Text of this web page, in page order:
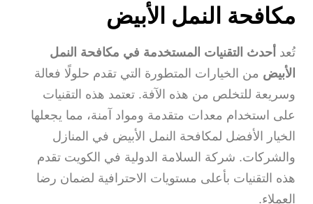
مكافحة النمل الأبيض
تُعد أحدث التقنيات المستخدمة في مكافحة النمل
الأبيض من الخيارات المتطورة التي تقدم حلولًا فعالة
وسريعة للتخلص من هذه الآفة. تعتمد هذه التقنيات
على استخدام معدات متقدمة ومواد آمنة، مما يجعلها
الخيار الأفضل لمكافحة النمل الأبيض في المنازل
والشركات. شركة السلامة الدولية في الكويت تقدم
هذه التقنيات بأعلى مستويات الاحترافية لضمان رضا
العملاء.